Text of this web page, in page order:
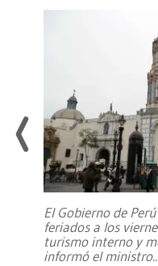
El Gobierno de
feriados a los
turismo interno y
informó el ministro